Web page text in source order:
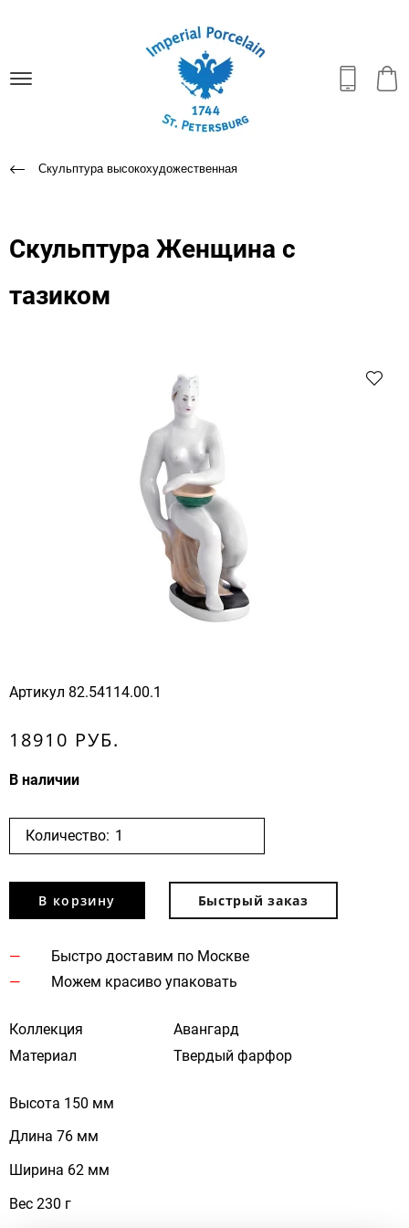
Скульптура высокохудожественная
Скульптура Женщина с
тазиком
Артикул 82.54114.00.1
18910 РУБ.
В наличии
Количество:
В корзину Быстрый заказ
Быстро доставим по Москве
Можем красиво упаковать
Коллекция
Авангард
Материал
Твердый фарфор
Высота 150 мм
Длина 76 мм
Ширина 62 мм
Вес 230 г